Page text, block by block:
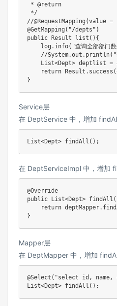
* @return
*/
//@RequestMapping(value
@GetMapping ( "/depts" )
public
Result list ( ) {
    log
. info( "查询全部部门
//System.out.println("
List<Dept> deptlist =
return
Result . success (
}
Service层
在 DeptService 中，增加
List<Dept> findAll ( ) ;
在 DeptServiceImpl 中，增加
@Override
public
List<Dept> findAll (
return deptMapper.
}
Mapper层
在 DeptMapper 中，增加
@Select ( "select id, name,
List<Dept> findAll ( ) ;